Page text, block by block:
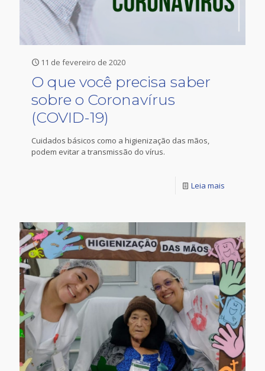
11 de fevereiro de 2020
O que você precisa saber
sobre o Coronavírus
(COVID-19)
Cuidados básicos como a higienização das mãos,
podem evitar a transmissão do vírus.
Leia mais